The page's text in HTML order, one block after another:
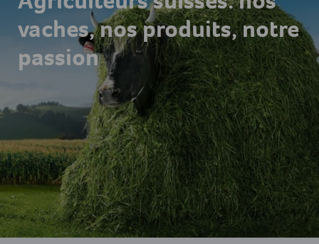
vaches, nos produits, notre
passion